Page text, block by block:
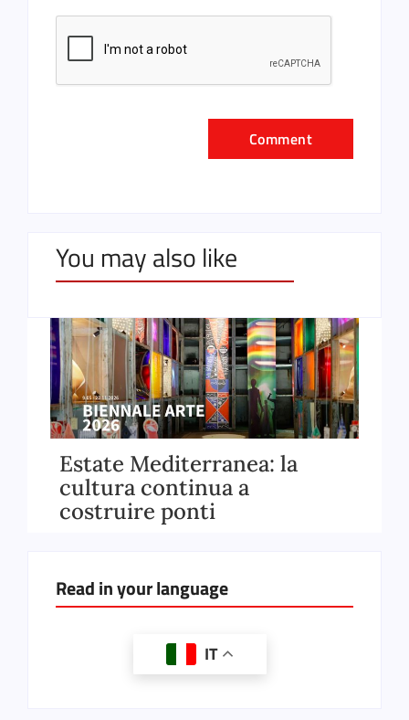
You may also like
Estate Mediterranea: la
cultura continua a
costruire ponti
Read in your language
IT